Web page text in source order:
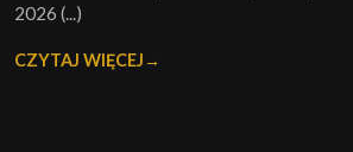
2026 (...)
CZYTAJ WIĘCEJ